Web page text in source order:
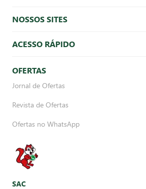
NOSSOS SITES
ACESSO RÁPIDO
OFERTAS
Jornal de Ofertas
Revista de Ofertas
Ofertas no WhatsApp
SAC